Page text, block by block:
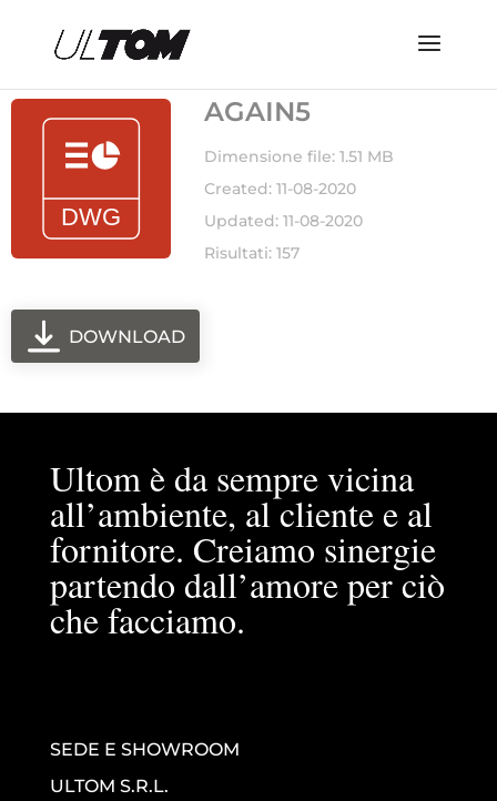
AGAIN5
Dimensione file: 1.51 MB
Created: 11-08-2020
Updated: 11-08-2020
Risultati: 157
DOWNLOAD
Ultom è da sempre vicina
all’ambiente, al cliente e al
fornitore. Creiamo sinergie
partendo dall’amore per ciò
che facciamo.
SEDE E SHOWROOM
ULTOM S.R.L.